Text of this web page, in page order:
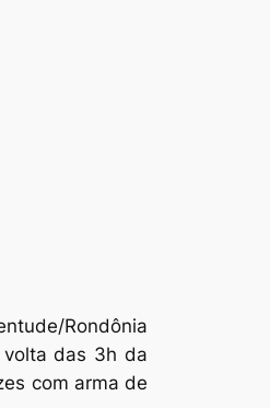
Rondônia
das 3h da
com arma de